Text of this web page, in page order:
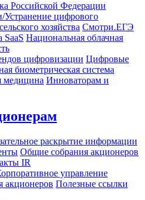
Российской Федерации
Устранение цифрового
хозяйства Смотри.ЕГЭ
SaaS Национальная облачная
цифровизации Цифровые
биометрическая система
медицина Инноваторам и
раскрытие информации
Общие собрания акционеров
IR
управление
акционеров Полезные ссылки